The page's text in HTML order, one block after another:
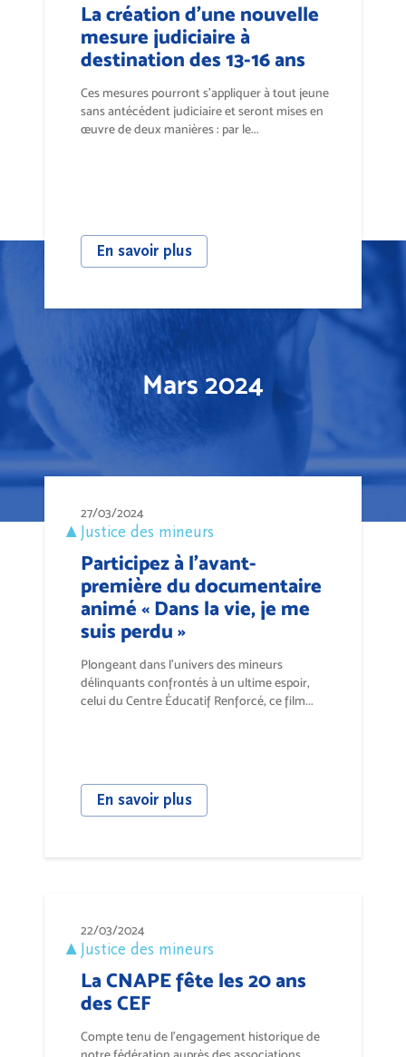
La création d'une nouvelle
mesure judiciaire à
destination des 13-16 ans
Ces mesures pourront s’appliquer à tout jeune
sans antécédent judiciaire et seront mises en
œuvre de deux manières : par le...
En savoir plus
Mars 2024
27/03/2024
Justice des mineurs
Participez à l'avant-
première du documentaire
animé « Dans la vie, je me
suis perdu »
Plongeant dans l'univers des mineurs
délinquants confrontés à un ultime espoir,
celui du Centre Éducatif Renforcé, ce film...
En savoir plus
22/03/2024
Justice des mineurs
La CNAPE fête les 20 ans
des CEF
Compte tenu de l’engagement historique de